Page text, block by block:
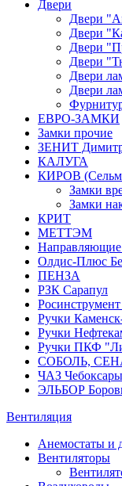
Двери
Двери
Двери
Двери
Двери
Двери
Двери
ЕВРО-ЗАМКИ
Замки прочие
ЗЕНИТ
КАЛУГА
КИРОВ
Замки
Замки
КРИТ
МЕТТЭМ
Олдис-Плюс
ПЕНЗА
РЗК Сарапул
Ручки
Ручки
Ручки ПКФ
СОБОЛЬ,
ЧАЗ Чебоксары
ЭЛЬБОР
Вентиляция
Анемостаты и
Вентиляторы